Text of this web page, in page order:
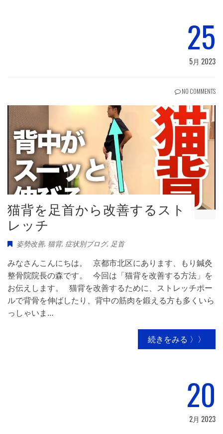
25
5月 2023
NO COMMENTS
猫背を足首から改善するスト
レッチ
姿勢改善, 猫背, 症状別ブログ, 足首
みなさんこんにちは。 京都市北区にあります、もり鍼灸
整骨院院長の森です。 今回は「猫背を改善する方法」を
お伝えします。 猫背を改善するために、ストレッチポー
ルで背骨を伸ばしたり、背中の筋肉を鍛える方も多くいら
っしゃいま…
続きをみる 〉〉
20
2月 2023